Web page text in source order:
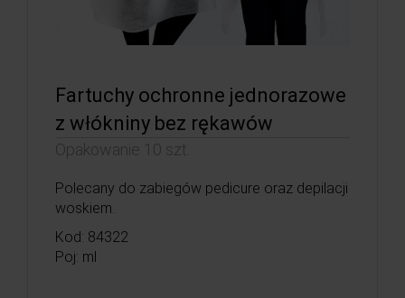
Fartuchy ochronne jednorazowe
z włókniny bez rękawów
Opakowanie 10 szt.
Polecany do zabiegów pedicure oraz depilacji
woskiem.
Kod: 84322
Poj: ml